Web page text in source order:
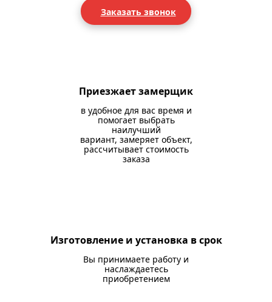
Заказать звонок
Приезжает замерщик
в удобное для вас время и
помогает выбрать
наилучший
вариант, замеряет объект,
рассчитывает стоимость
заказа
Изготовление и установка в срок
Вы принимаете работу и
наслаждаетесь
приобретением